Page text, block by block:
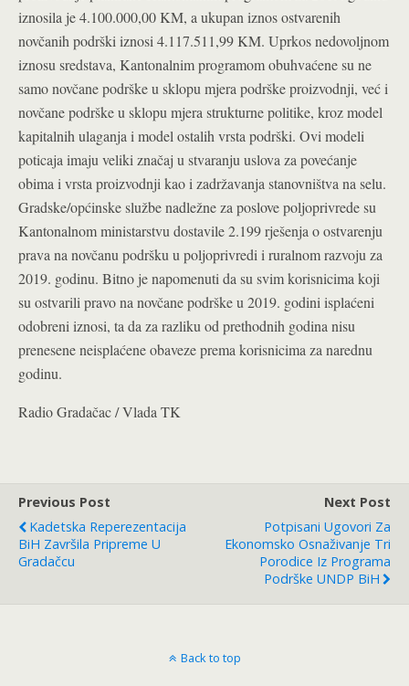
iznosila je 4.100.000,00 KM, a ukupan iznos ostvarenih
novčanih podrški iznosi 4.117.511,99 KM. Uprkos nedovoljnom
iznosu sredstava, Kantonalnim programom obuhvaćene su ne
samo novčane podrške u sklopu mjera podrške proizvodnji, već i
novčane podrške u sklopu mjera strukturne politike, kroz model
kapitalnih ulaganja i model ostalih vrsta podrški. Ovi modeli
poticaja imaju veliki značaj u stvaranju uslova za povećanje
obima i vrsta proizvodnji kao i zadržavanja stanovništva na selu.
Gradske/općinske službe nadležne za poslove poljoprivrede su
Kantonalnom ministarstvu dostavile 2.199 rješenja o ostvarenju
prava na novčanu podršku u poljoprivredi i ruralnom razvoju za
2019. godinu. Bitno je napomenuti da su svim korisnicima koji
su ostvarili pravo na novčane podrške u 2019. godini isplaćeni
odobreni iznosi, ta da za razliku od prethodnih godina nisu
prenesene neisplaćene obaveze prema korisnicima za narednu
godinu.
Radio Gradačac / Vlada TK
Previous Post
Kadetska Reperezentacija
BiH Završila Pripreme U
Gradačcu
Next Post
Potpisani Ugovori Za
Ekonomsko Osnaživanje Tri
Porodice Iz Programa
Podrške UNDP BiH
Back to top